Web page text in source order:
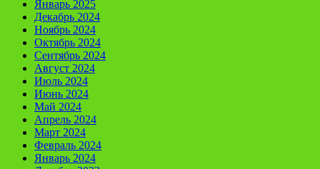
Январь 2025
Декабрь 2024
Ноябрь 2024
Октябрь 2024
Сентябрь 2024
Август 2024
Июль 2024
Июнь 2024
Май 2024
Апрель 2024
Март 2024
Февраль 2024
Январь 2024